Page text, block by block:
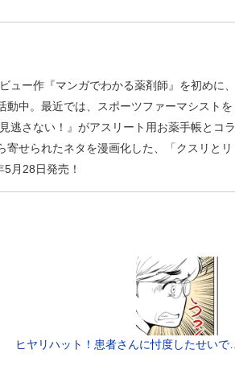
ー作『マンガでわかる薬剤師』を初めに、
中。最近では、スポーツファーマシストを
逃さない！』がアスリート用お薬手帳とコラ
せられたネタを漫画化した、「クスリとリ
月28日発売！
ヒヤリハット！患者さんに忖度したせいで…